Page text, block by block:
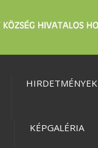
HIRDETMÉNYEK
KÉPGALÉRIA